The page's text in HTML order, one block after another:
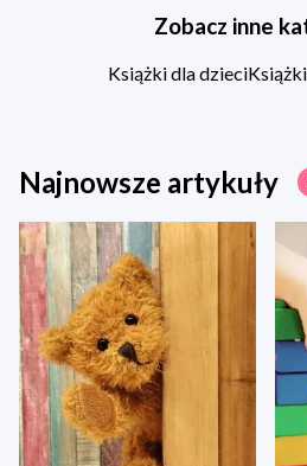
Zobacz inne
Książki dla dzieci
Najnowsze artykuły